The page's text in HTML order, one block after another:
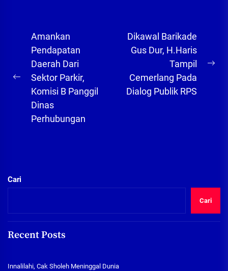
Navigasi
pos
Previous
post:
Amankan
Pendapatan
Daerah Dari
Sektor Parkir,
Komisi B Panggil
Dinas
Perhubungan
Dikawal Barikade
Gus Dur, H.Haris
Tampil
Cemerlang Pada
Dialog Publik RPS
Cari
Cari
Recent Posts
Innalilahi, Cak Sholeh Meninggal Dunia